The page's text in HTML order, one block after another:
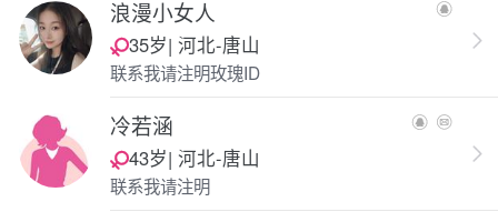
浪漫小女人
35岁| 河北-唐山
联系我请注明玫瑰ID
冷若涵
43岁| 河北-唐山
联系我请注明